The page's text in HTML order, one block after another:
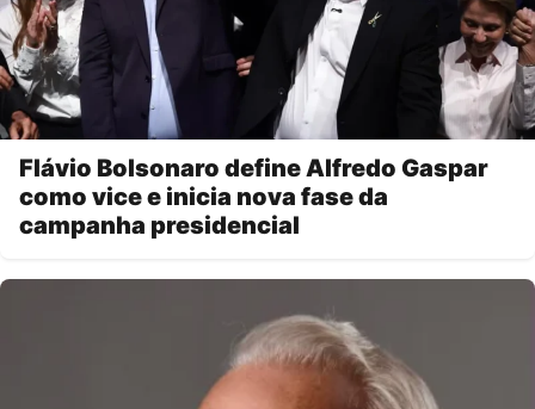
Flávio Bolsonaro define Alfredo Gaspar
como vice e inicia nova fase da
campanha presidencial